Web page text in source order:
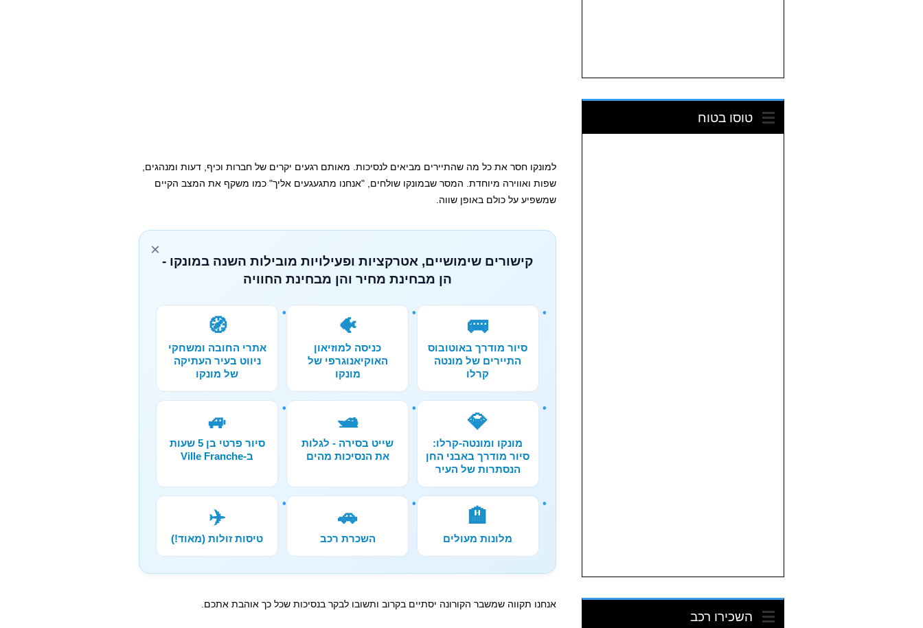
למונקו חסר את כל מה שהתיירים מביאים לנסיכות. מאותם רגעים יקרים של חברות וכיף, דעות ומנהגים,
שפות ואווירה מיוחדת. המסר שבמונקו שולחים, "אנחנו מתגעגעים אליך" כמו משקף את המצב הקיים
שמשפיע על כולם באופן שווה.
×
קישורים שימושיים, אטרקציות ופעילויות מובילות השנה במונקו -
הן מבחינת מחיר והן מבחינת החוויה
🚌
סיור מודרך באוטובוס
התיירים של מונטה
קרלו
🐠
כניסה למוזיאון
האוקיאנוגרפי של
מונקו
🧭
אתרי החובה ומשחקי
ניווט בעיר העתיקה
של מונקו
💎
מונקו ומונטה-קרלו:
סיור מודרך באבני החן
הנסתרות של העיר
🛥️
שייט בסירה - לגלות
את הנסיכות מהים
🚙
סיור פרטי בן 5 שעות
ב-Ville Franche
🏨
מלונות מעולים
🚗
השכרת רכב
✈️
טיסות זולות (מאוד!)
אנחנו תקווה שמשבר הקורונה יסתיים בקרוב ותשובו לבקר בנסיכות שכל כך אוהבת אתכם.
טוסו בטוח
השכירו רכב